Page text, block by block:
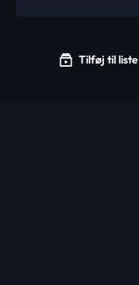
Tilføj til liste